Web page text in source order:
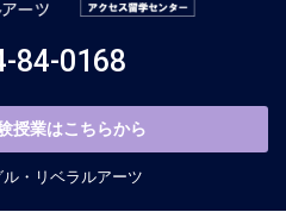
84-0168
授業はこちらから
・リベラルアーツ